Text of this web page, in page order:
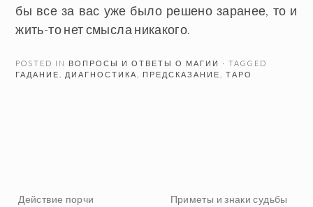
бы все за вас уже было решено заранее, то и
жить-то нет смысла никакого.
POSTED IN ВОПРОСЫ И ОТВЕТЫ О МАГИИ
· TAGGED
ГАДАНИЕ
ДИАГНОСТИКА ПРЕДСКАЗАНИЕ ,ТАРО
Действие порчи Приметы и знаки судьбы